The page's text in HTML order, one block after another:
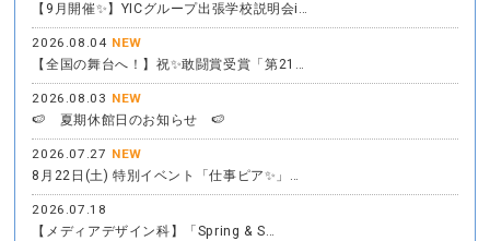
【9月開催✨】YICグループ出張学校説明会i…
2026.08.04 NEW
【全国の舞台へ！】祝✨敢闘賞受賞「第21…
2026.08.03 NEW
🍉 夏期休館日のお知らせ 🍉
2026.07.27 NEW
8月22日(土) 特別イベント「仕事ピア✨」…
2026.07.18
【メディアデザイン科】「Spring & S…